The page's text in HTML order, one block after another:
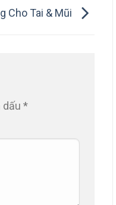
Cho Tai & Mũi
dấu *